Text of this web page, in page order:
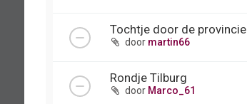
Tochtje door de provincie
door martin66
Rondje Tilburg
door Marco_61